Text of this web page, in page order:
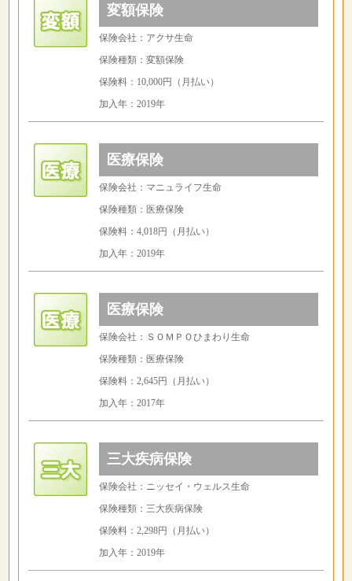
変額保険
保険会社：アクサ生命
保険種類：変額保険
保険料：10,000円（月払い）
加入年：2019年
医療保険
保険会社：マニュライフ生命
保険種類：医療保険
保険料：4,018円（月払い）
加入年：2019年
医療保険
保険会社：ＳＯＭＰＯひまわり生命
保険種類：医療保険
保険料：2,645円（月払い）
加入年：2017年
三大疾病保険
保険会社：ニッセイ・ウェルス生命
保険種類：三大疾病保険
保険料：2,298円（月払い）
加入年：2019年